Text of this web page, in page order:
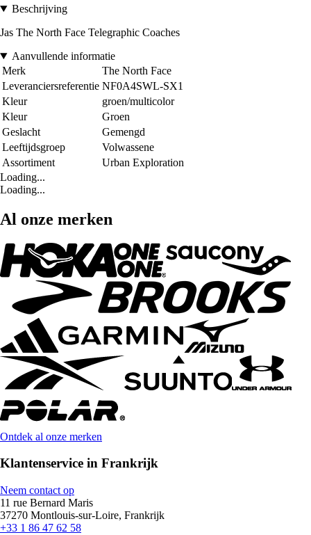
Beschrijving
Jas The North Face Telegraphic Coaches
Aanvullende informatie
Merk
The North Face
Leveranciersreferentie NF0A4SWL-SX1
Kleur
groen/multicolor
Kleur
Groen
Geslacht
Gemengd
Leeftijdsgroep
Volwassene
Assortiment
Urban Exploration
Loading...
Loading...
Al onze merken
Ontdek al onze merken
Klantenservice in Frankrijk
Neem contact op
11 rue Bernard Maris
37270 Montlouis-sur-Loire, Frankrijk
+33 1 86 47 62 58